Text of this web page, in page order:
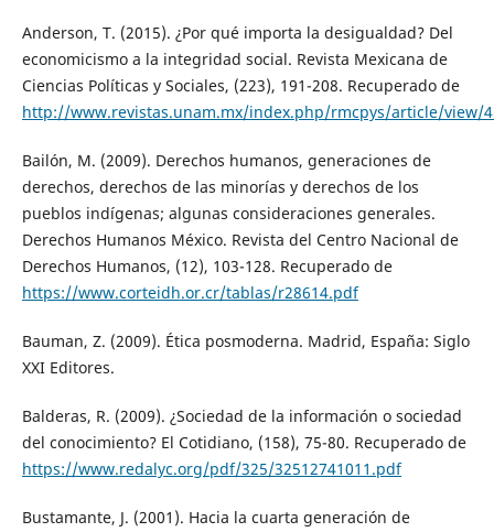
Anderson, T. (2015). ¿Por qué importa la desigualdad? Del
economicismo a la integridad social. Revista Mexicana de
Ciencias Políticas y Sociales, (223), 191-208. Recuperado de
http://www.revistas.unam.mx/index.php/rmcpys/article/view/
Bailón, M. (2009). Derechos humanos, generaciones de
derechos, derechos de las minorías y derechos de los
pueblos indígenas; algunas consideraciones generales.
Derechos Humanos México. Revista del Centro Nacional de
Derechos Humanos, (12), 103-128. Recuperado de
https://www.corteidh.or.cr/tablas/r28614.pdf
Bauman, Z. (2009). Ética posmoderna. Madrid, España: Siglo
XXI Editores.
Balderas, R. (2009). ¿Sociedad de la información o sociedad
del conocimiento? El Cotidiano, (158), 75-80. Recuperado de
https://www.redalyc.org/pdf/325/32512741011.pdf
Bustamante, J. (2001). Hacia la cuarta generación de